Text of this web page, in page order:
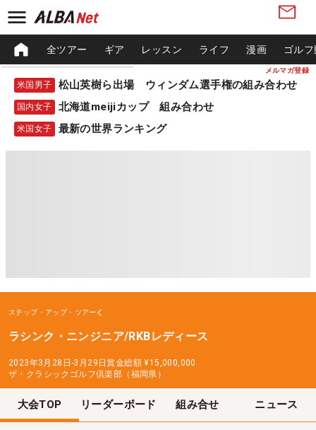
メルマガ登録
全ツアー ギア レッスン ライフ 漫画 ゴル
米国男子 松山英樹ら出場 ウィンダム選手権の組み合わせ
国内女子 北海道meijiカップ 組み合わせ
米国女子 最新の世界ランキング
ステップ・アップ・ツアー
ラシンク・ニンジニア/RKBレディース
2023年3月28日-3月29日賞金総額 ¥15,000,000
ザ・クラシックゴルフ倶楽部（福岡県）
大会TOP リーダーボード 組み合せ ニュース